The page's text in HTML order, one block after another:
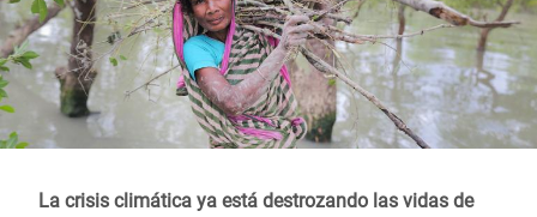
la
navegación
La crisis climática ya está destrozando las vidas de